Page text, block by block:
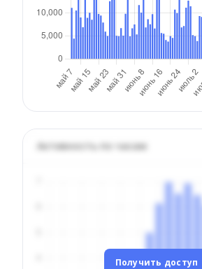
Активность по часам
Получить доступ